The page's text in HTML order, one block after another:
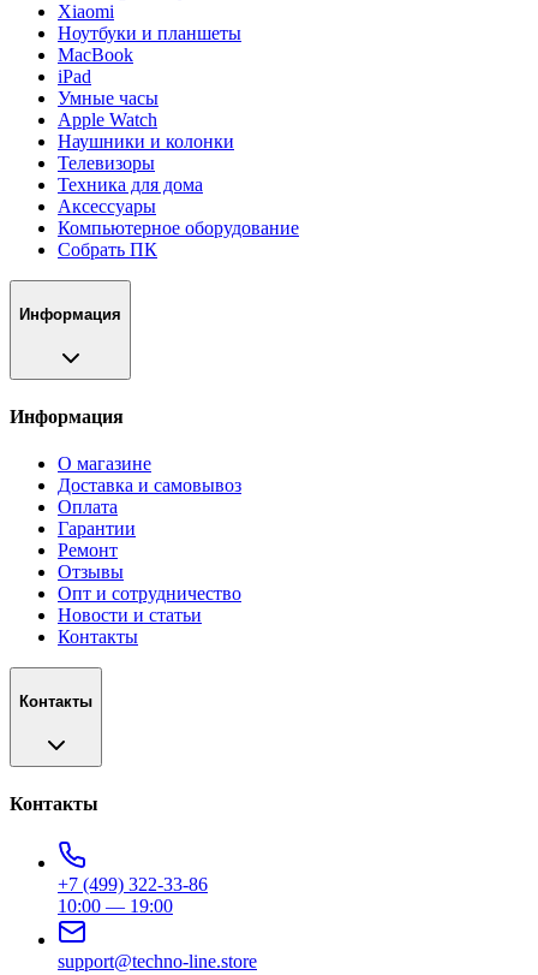
Xiaomi
Ноутбуки и планшеты
MacBook
iPad
Умные часы
Apple Watch
Наушники и колонки
Телевизоры
Техника для дома
Аксессуары
Компьютерное оборудование
Собрать ПК
Информация
Информация
О магазине
Доставка и самовывоз
Оплата
Гарантии
Ремонт
Отзывы
Опт и сотрудничество
Новости и статьи
Контакты
Контакты
Контакты
+7 (499) 322-33-86
10:00 — 19:00
support@techno-line.store